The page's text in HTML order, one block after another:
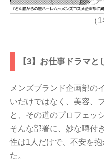
（
【3】お仕事ドラマと
メンズブランド企画部の
いだけではなく、美容、
と、その道のプロフェッ
そんな部署に、妙な噂付
性は1人だけで、不安を
た。